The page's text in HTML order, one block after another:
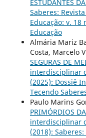
ESTUDANTES
Saberes:
Educação: v. 18
Educação
Almária Mariz
Costa, Marcelo
SEGURAS DE
interdisciplinar
(2025): Dossiê
Tecendo
Paulo Marins
PRIMÓRDIOS
interdisciplinar
(2018):